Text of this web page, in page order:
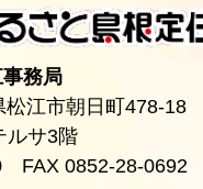
務局
江市朝日町478-18
ルサ3階
FAX 0852-28-0692